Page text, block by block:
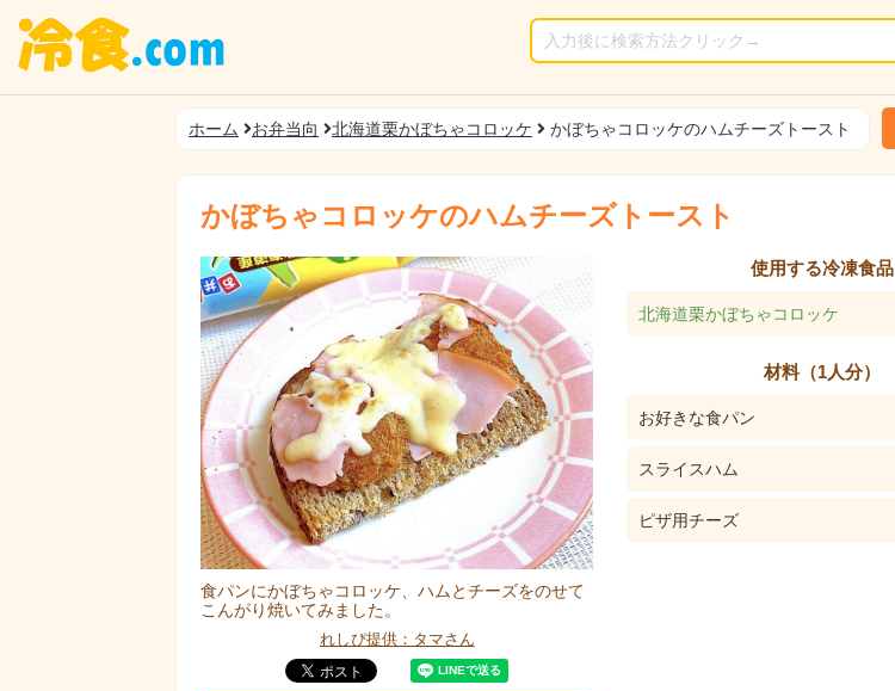
ホーム お弁当向 北海道栗かぼちゃコロッケ かぼちゃコロッケのハムチーズトースト
かぼちゃコロッケのハムチーズトースト
食パンにかぼちゃコロッケ、ハムとチーズをのせて
こんがり焼いてみました。
れしぴ提供：タマさん
使用する冷凍食品
北海道栗かぼちゃコロッケ
材料（1人分）
お好きな食パン
スライスハム
ピザ用チーズ